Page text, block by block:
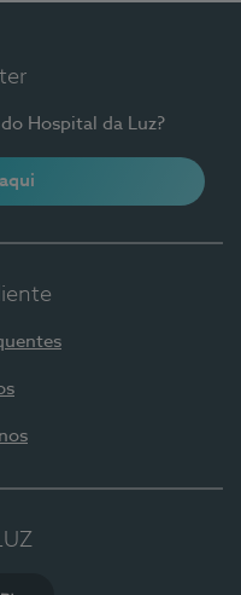
Hospital da Luz?